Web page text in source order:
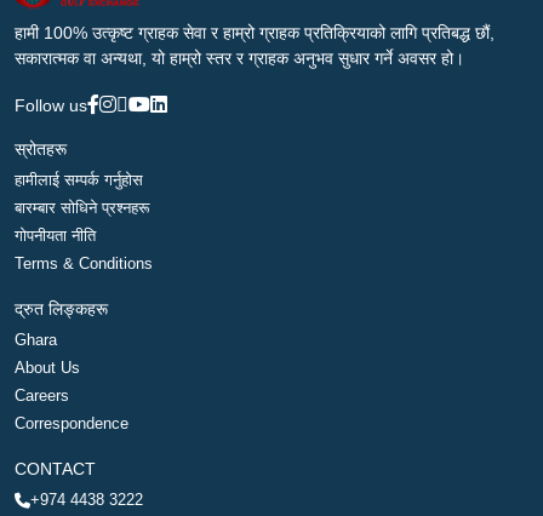
हामी 100% उत्कृष्ट ग्राहक सेवा र हाम्रो ग्राहक प्रतिक्रियाको लागि प्रतिबद्ध छौं,
सकारात्मक वा अन्यथा, यो हाम्रो स्तर र ग्राहक अनुभव सुधार गर्ने अवसर हो।
Follow us
स्रोतहरू
हामीलाई सम्पर्क गर्नुहोस
बारम्बार सोधिने प्रश्नहरू
गोपनीयता नीति
Terms & Conditions
द्रुत लिङ्कहरू
Ghara
About Us
Careers
Correspondence
CONTACT
+974 4438 3222